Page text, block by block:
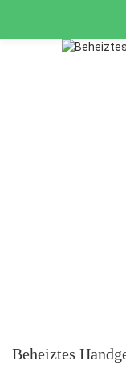
Beheiztes